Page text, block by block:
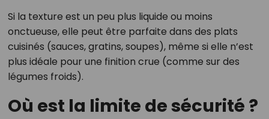
Si la texture est un peu plus liquide ou moins
onctueuse, elle peut être parfaite dans des plats
cuisinés (sauces, gratins, soupes), même si elle n’est
plus idéale pour une finition crue (comme sur des
légumes froids).
Où est la limite de sécurité ?